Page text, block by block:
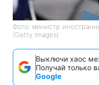
Фото: министр
(Getty Images)
Выключи хаос
Получай только
Google